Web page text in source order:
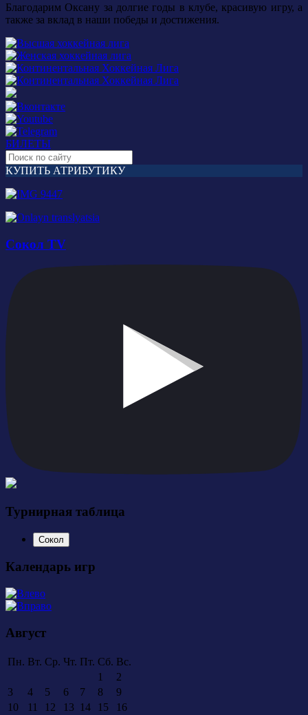
Благодарим Оксану за долгие годы в клубе, красивую игру, а
также за вклад в наши победы и достижения.
БИЛЕТЫ
КУПИТЬ АТРИБУТИКУ
Сокол TV
Турнирная таблица
Сокол
Календарь игр
Август
Пн. Вт. Ср. Чт. Пт. Сб. Вс.
1
2
3
4 5 6 7 8
9
10
11 12 13 14 15 16